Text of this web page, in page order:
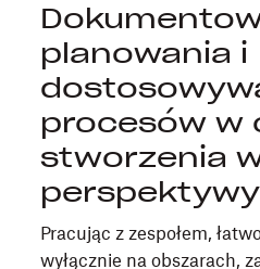
planowania i
procesów w
stworzenia
perspektywy
Pracując z zespołem,
wyłącznie na obszarach,